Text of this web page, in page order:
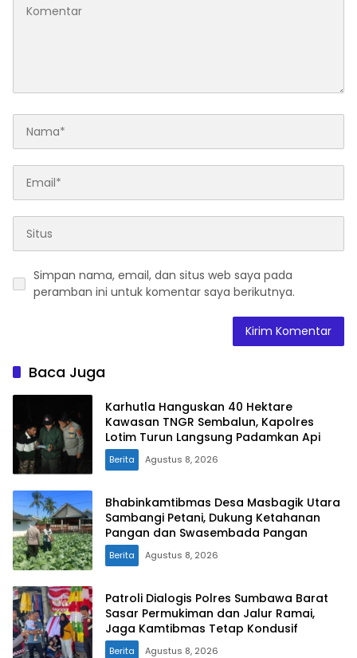
Simpan nama, email, dan situs web saya pada
peramban ini untuk komentar saya berikutnya.
Baca Juga
Karhutla Hanguskan 40 Hektare
Kawasan TNGR Sembalun, Kapolres
Lotim Turun Langsung Padamkan Api
Berita Agustus 8, 2026
Bhabinkamtibmas Desa Masbagik Utara
Sambangi Petani, Dukung Ketahanan
Pangan dan Swasembada Pangan
Berita Agustus 8, 2026
Patroli Dialogis Polres Sumbawa Barat
Sasar Permukiman dan Jalur Ramai,
Jaga Kamtibmas Tetap Kondusif
Berita Agustus 8, 2026